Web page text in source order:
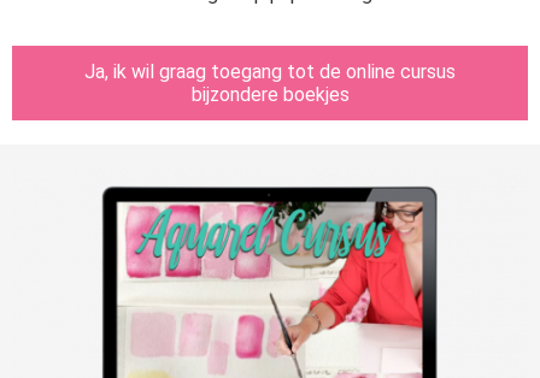
Ja, ik wil graag toegang tot de online cursus
bijzondere boekjes